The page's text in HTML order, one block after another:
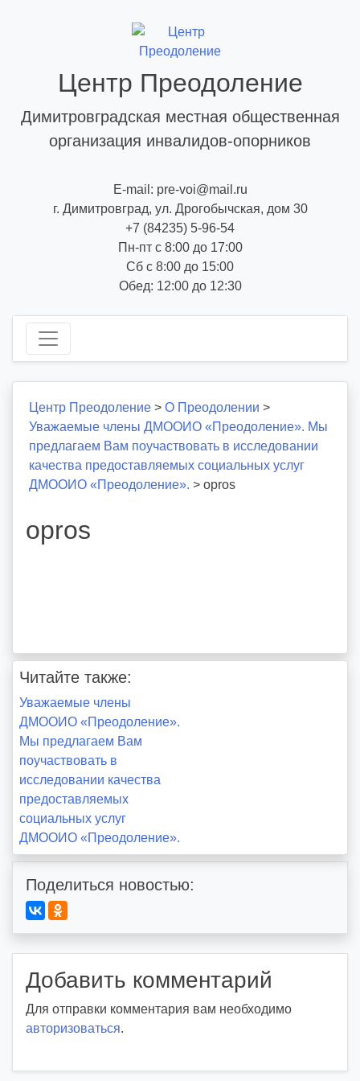
Центр Преодоление
Димитровградская местная общественная
организация инвалидов-опорников
E-mail: pre-voi@mail.ru
г. Димитровград, ул. Дрогобычская, дом 30
+7 (84235) 5-96-54
Пн-пт с 8:00 до 17:00
Сб с 8:00 до 15:00
Обед: 12:00 до 12:30
Центр Преодоление > О Преодолении >
Уважаемые члены ДМООИО «Преодоление». Мы
предлагаем Вам поучаствовать в исследовании
качества предоставляемых социальных услуг
ДМООИО «Преодоление». > opros
opros
Читайте также:
Навигация
по
записям
Уважаемые члены
ДМООИО «Преодоление».
Мы предлагаем Вам
поучаствовать в
исследовании качества
предоставляемых
социальных услуг
ДМООИО «Преодоление».
Поделиться новостью:
Добавить комментарий
Для отправки комментария вам необходимо
авторизоваться.